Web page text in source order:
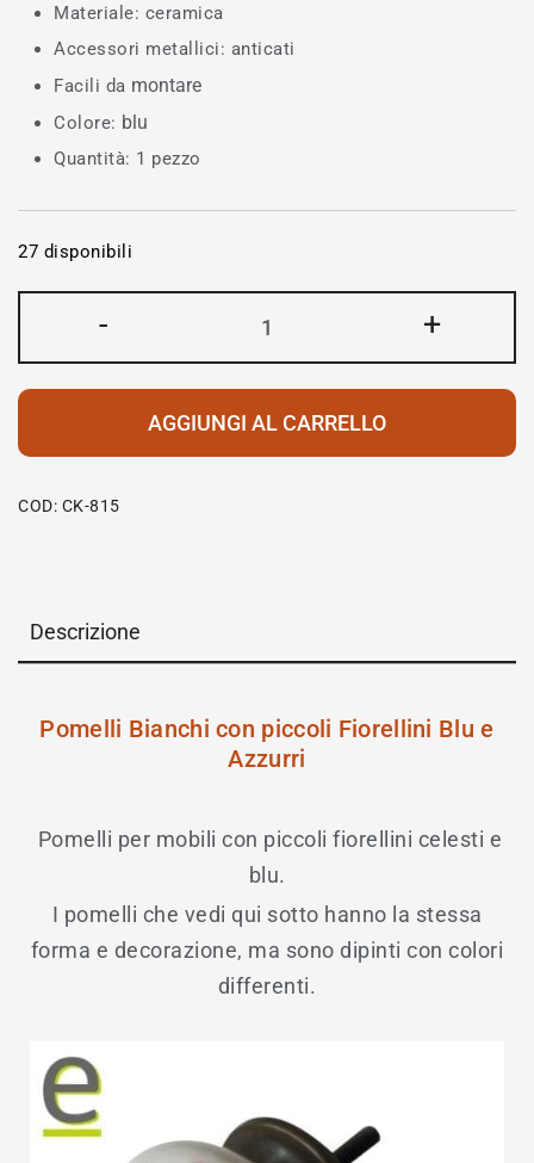
Materiale: ceramica
Accessori metallici: anticati
Facili da montare
Colore: blu
Quantità: 1 pezzo
27 disponibili
- +
AGGIUNGI AL CARRELLO
COD: CK-815
Descrizione
Pomelli Bianchi con piccoli Fiorellini Blu e
Azzurri
Pomelli per mobili con piccoli fiorellini celesti e
blu.
I pomelli che vedi qui sotto hanno la stessa
forma e decorazione, ma sono dipinti con colori
differenti.